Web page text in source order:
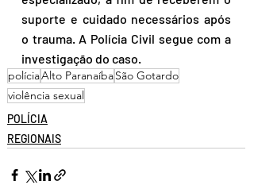
suporte e cuidado necessários após
o trauma. A Polícia Civil segue com a
investigação do caso.
políciaAlto ParanaíbaSão Gotardo
violência sexual
POLÍCIA
REGIONAIS